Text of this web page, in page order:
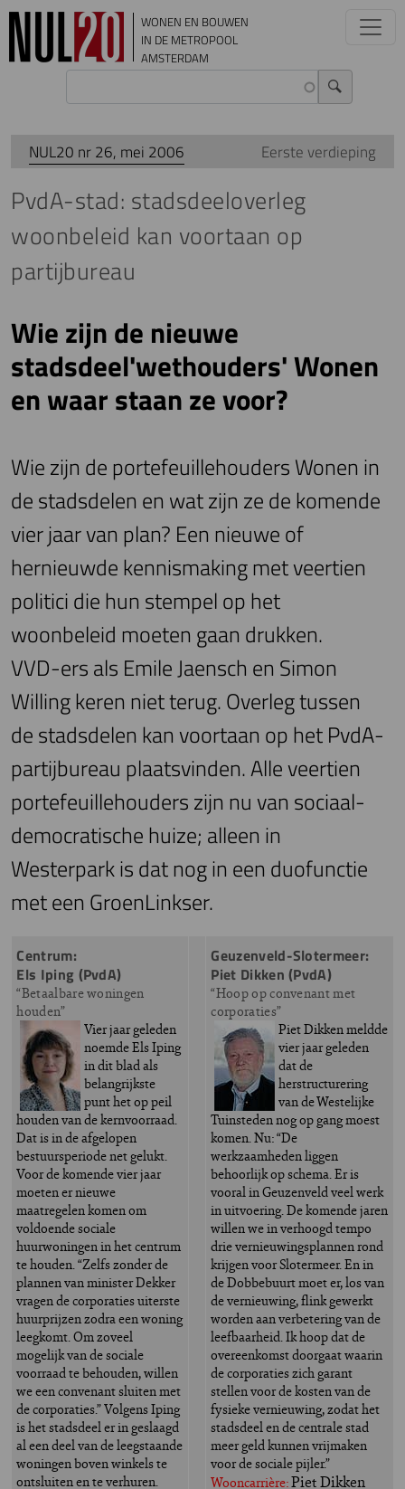
Overslaan en naar de inhoud gaan
WONEN EN BOUWEN
IN DE METROPOOL
AMSTERDAM
NUL20 nr 26, mei 2006 Eerste verdieping
PvdA-stad: stadsdeeloverleg
woonbeleid kan voortaan op
partijbureau
Wie zijn de nieuwe
stadsdeel'wethouders' Wonen
en waar staan ze voor?
Wie zijn de portefeuillehouders Wonen in
de stadsdelen en wat zijn ze de komende
vier jaar van plan? Een nieuwe of
hernieuwde kennismaking met veertien
politici die hun stempel op het
woonbeleid moeten gaan drukken.
VVD-ers als Emile Jaensch en Simon
Willing keren niet terug. Overleg tussen
de stadsdelen kan voortaan op het PvdA-
partijbureau plaatsvinden. Alle veertien
portefeuillehouders zijn nu van sociaal-
democratische huize; alleen in
Westerpark is dat nog in een duofunctie
met een GroenLinkser.
Centrum:
Els Iping (PvdA)
“Betaalbare woningen
houden”
Vier jaar geleden
noemde Els Iping
in dit blad als
belangrijkste
punt het op peil
houden van de kernvoorraad.
Dat is in de afgelopen
bestuursperiode net gelukt.
Voor de komende vier jaar
moeten er nieuwe
maatregelen komen om
voldoende sociale
huurwoningen in het centrum
te houden. “Zelfs zonder de
plannen van minister Dekker
vragen de corporaties uiterste
huurprijzen zodra een woning
leegkomt. Om zoveel
mogelijk van de sociale
voorraad te behouden, willen
we een convenant sluiten met
de corporaties.” Volgens Iping
is het stadsdeel er in geslaagd
al een deel van de leegstaande
woningen boven winkels te
ontsluiten en te verhuren.
Geuzenveld-Slotermeer:
Piet Dikken (PvdA)
“Hoop op convenant met
corporaties”
Piet Dikken meldde
vier jaar geleden
dat de
herstructurering
van de Westelijke
Tuinsteden nog op gang moest
komen. Nu: “De
werkzaamheden liggen
behoorlijk op schema. Er is
vooral in Geuzenveld veel werk
in uitvoering. De komende jaren
willen we in verhoogd tempo
drie vernieuwingsplannen rond
krijgen voor Slotermeer. En in
de Dobbebuurt moet er, los van
de vernieuwing, flink gewerkt
worden aan verbetering van de
leefbaarheid. Ik hoop dat de
overeenkomst doorgaat waarin
de corporaties zich garant
stellen voor de kosten van de
fysieke vernieuwing, zodat het
stadsdeel en de centrale stad
meer geld kunnen vrijmaken
voor de sociale pijler.”
Wooncarrière:Piet Dikken